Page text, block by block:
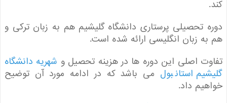
تحصیلی پرستاری دانشگاه گلیشیم هم به زبان ترکی و
زبان انگلیسی ارائه شده است.
اصلی این دوره ها در هزینه تحصیل وشهریه دانشگاه
استانبولمی باشد که در ادامه مورد آن توضیح
داد.